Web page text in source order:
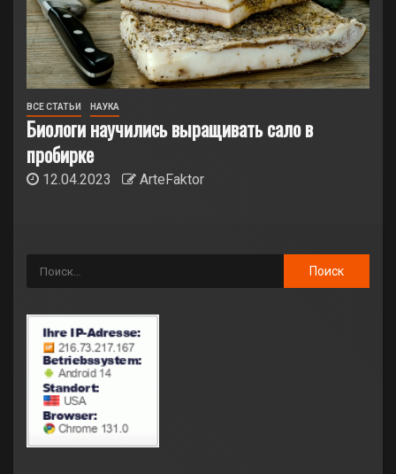
ВСЕ СТАТЬИ НАУКА
Биологи научились выращивать сало в
пробирке
12.04.2023 ArteFaktor